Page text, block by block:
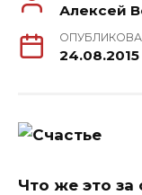
Алексей
24.08.2015
Что же это за